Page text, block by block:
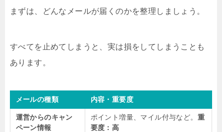
まずは、どんなメールが届くのかを整理しましょう。
すべてを止めてしまうと、実は損をしてしまうことも
あります。
メールの種類 内容・重要度
運営からのキャン
ペーン情報
ポイント増量、マイル付与など。 重
要度：高